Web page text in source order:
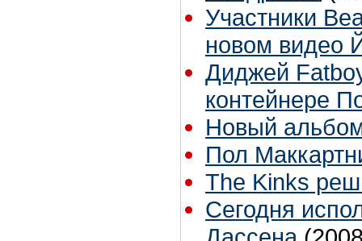
Участники
новом видео
Диджей
контейнере
Новый
Пол
The Kinks
Сегодня